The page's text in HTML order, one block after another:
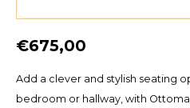
€675,00
Add a clever and stylish seating
bedroom or hallway, with